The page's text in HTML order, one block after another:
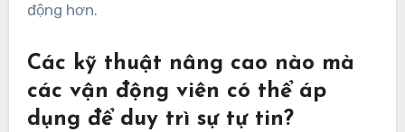
động hơn.
Các kỹ thuật nâng cao nào mà
các vận động viên có thể áp
dụng để duy trì sự tự tin?